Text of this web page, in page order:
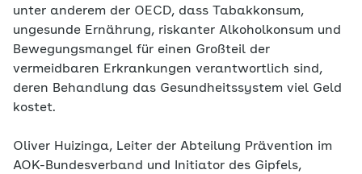
unter anderem der OECD, dass Tabakkonsum,
ungesunde Ernährung, riskanter Alkoholkonsum und
Bewegungsmangel für einen Großteil der
vermeidbaren Erkrankungen verantwortlich sind,
deren Behandlung das Gesundheitssystem viel Geld
kostet.
Oliver Huizinga, Leiter der Abteilung Prävention im
AOK-Bundesverband und Initiator des Gipfels,